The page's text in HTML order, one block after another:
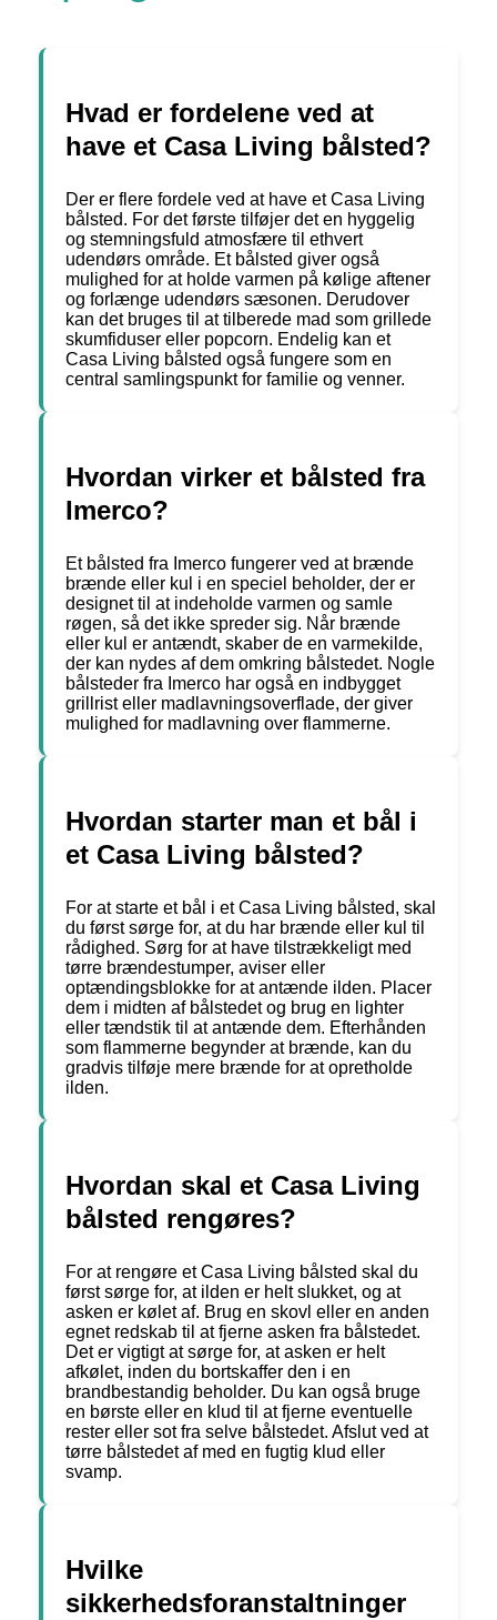
Hvad er fordelene ved at
have et Casa Living bålsted?
Der er flere fordele ved at have et Casa Living
bålsted. For det første tilføjer det en hyggelig
og stemningsfuld atmosfære til ethvert
udendørs område. Et bålsted giver også
mulighed for at holde varmen på kølige aftener
og forlænge udendørs sæsonen. Derudover
kan det bruges til at tilberede mad som grillede
skumfiduser eller popcorn. Endelig kan et
Casa Living bålsted også fungere som en
central samlingspunkt for familie og venner.
Hvordan virker et bålsted fra
Imerco?
Et bålsted fra Imerco fungerer ved at brænde
brænde eller kul i en speciel beholder, der er
designet til at indeholde varmen og samle
røgen, så det ikke spreder sig. Når brænde
eller kul er antændt, skaber de en varmekilde,
der kan nydes af dem omkring bålstedet. Nogle
bålsteder fra Imerco har også en indbygget
grillrist eller madlavningsoverflade, der giver
mulighed for madlavning over flammerne.
Hvordan starter man et bål i
et Casa Living bålsted?
For at starte et bål i et Casa Living bålsted, skal
du først sørge for, at du har brænde eller kul til
rådighed. Sørg for at have tilstrækkeligt med
tørre brændestumper, aviser eller
optændingsblokke for at antænde ilden. Placer
dem i midten af bålstedet og brug en lighter
eller tændstik til at antænde dem. Efterhånden
som flammerne begynder at brænde, kan du
gradvis tilføje mere brænde for at opretholde
ilden.
Hvordan skal et Casa Living
bålsted rengøres?
For at rengøre et Casa Living bålsted skal du
først sørge for, at ilden er helt slukket, og at
asken er kølet af. Brug en skovl eller en anden
egnet redskab til at fjerne asken fra bålstedet.
Det er vigtigt at sørge for, at asken er helt
afkølet, inden du bortskaffer den i en
brandbestandig beholder. Du kan også bruge
en børste eller en klud til at fjerne eventuelle
rester eller sot fra selve bålstedet. Afslut ved at
tørre bålstedet af med en fugtig klud eller
svamp.
Hvilke
sikkerhedsforanstaltninger